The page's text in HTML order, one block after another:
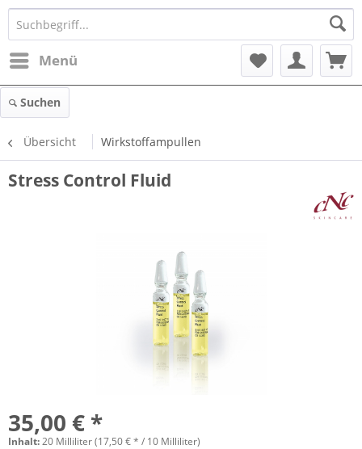
Menü
Suchen
Übersicht Wirkstoffampullen
Stress Control Fluid
35,00 € *
Inhalt:20 Milliliter (17,50 € * / 10 Milliliter)